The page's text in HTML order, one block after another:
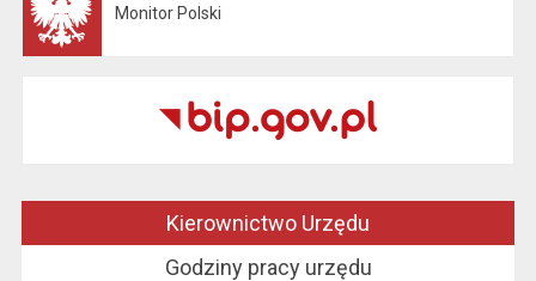
Monitor Polski
Kierownictwo Urzędu
Godziny pracy urzędu